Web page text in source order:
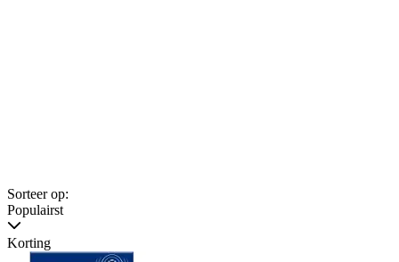
Sorteer op:
Populairst
Korting